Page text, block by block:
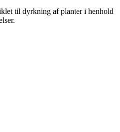
til dyrkning af planter i henhold